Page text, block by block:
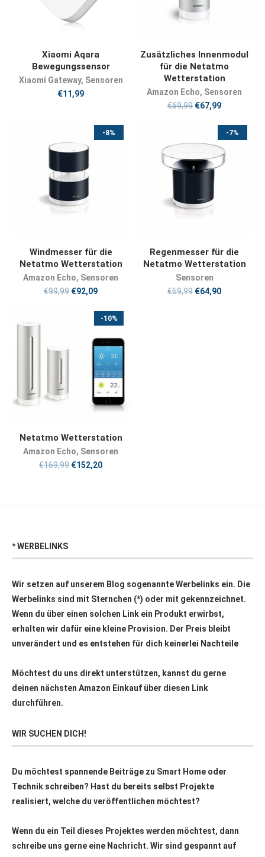
JETZT KAUFEN
Xiaomi Aqara
Bewegungssensor
Xiaomi Gateway, Sensoren
€11,99
JETZT KAUFEN
Zusätzliches Innenmodul
für die Netatmo
Wetterstation
Amazon Echo, Sensoren
€69,99 €67,99
-8%
JETZT KAUFEN
Windmesser für die
Netatmo Wetterstation
Amazon Echo, Sensoren
€99,99 €92,09
-7%
JETZT KAUFEN
Regenmesser für die
Netatmo Wetterstation
Sensoren
€69,99 €64,90
-10%
JETZT KAUFEN
Netatmo Wetterstation
Amazon Echo, Sensoren
€169,99 €152,20
* WERBELINKS
Wir setzen auf unserem Blog sogenannte Werbelinks ein. Die
Werbelinks sind mit Sternchen (*) oder mit gekennzeichnet.
Wenn du über einen solchen Link ein Produkt erwirbst,
erhalten wir dafür eine kleine Provision. Der Preis bleibt
unverändert und es entstehen für dich keinerlei Nachteile
Möchtest du uns direkt unterstützen, kannst du gerne
deinen nächsten Amazon Einkauf über diesen Link
durchführen.
WIR SUCHEN DICH!
Du möchtest spannende Beiträge zu Smart Home oder
Technik schreiben? Hast du bereits selbst Projekte
realisiert, welche du veröffentlichen möchtest?
Wenn du ein Teil dieses Projektes werden möchtest, dann
schreibe uns gerne eine Nachricht. Wir sind gespannt auf